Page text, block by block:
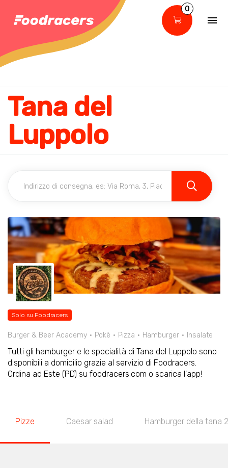
0
Tana del
Luppolo
Solo su Foodracers
Burger & Beer Academy Pokè Pizza Hamburger Insalate
Tutti gli hamburger e le specialità di Tana del Luppolo sono
disponibili a domicilio grazie al servizio di Foodracers.
Ordina ad Este (PD) su foodracers.com o scarica l'app!
Pizze Caesar salad Hamburger della tana